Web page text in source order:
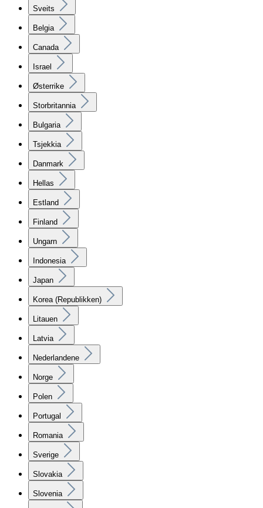
Sveits
Belgia
Canada
Israel
Østerrike
Storbritannia
Bulgaria
Tsjekkia
Danmark
Hellas
Estland
Finland
Ungarn
Indonesia
Japan
Korea (Republikken)
Litauen
Latvia
Nederlandene
Norge
Polen
Portugal
Romania
Sverige
Slovakia
Slovenia